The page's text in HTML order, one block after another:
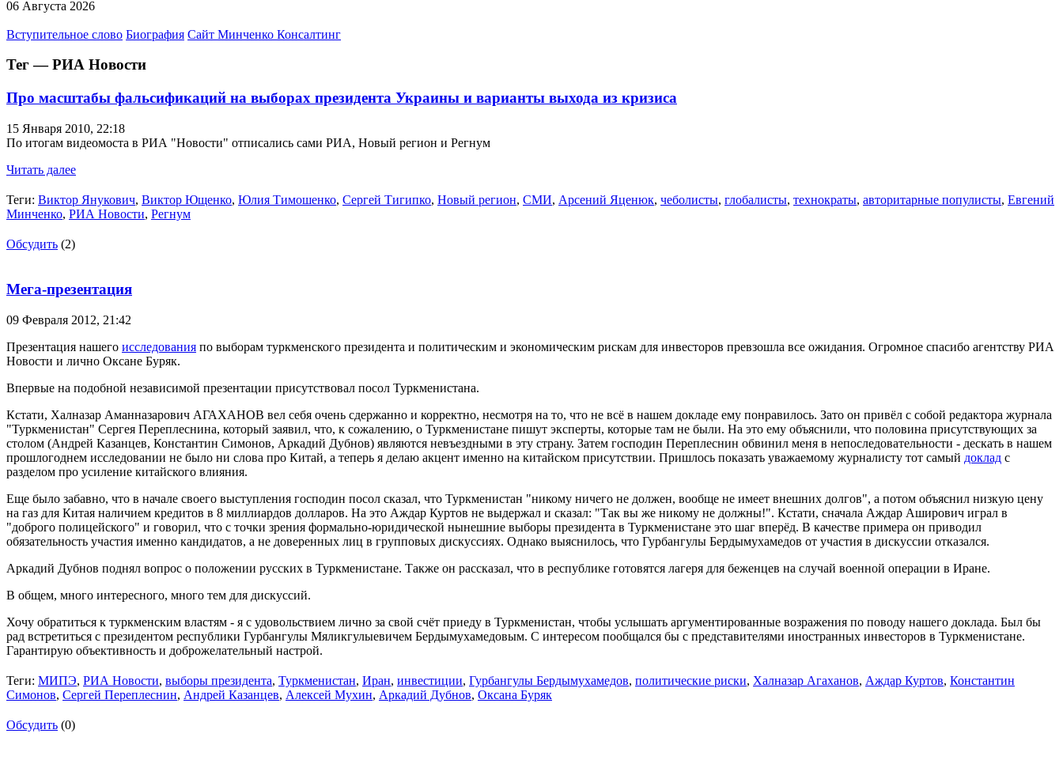
06 Августа 2026
Вступительное слово Биография Сайт Минченко Консалтинг
Тег — РИА Новости
Про масштабы фальсификаций на выборах президента Украины и варианты выхода из кризиса
15 Января 2010, 22:18
По итогам видеомоста в РИА "Новости" отписались сами РИА, Новый регион и Регнум
Читать далее
Теги: Виктор Янукович, Виктор Ющенко, Юлия Тимошенко, Сергей Тигипко, Новый регион, СМИ, Арсений Яценюк, чеболисты, глобалисты, технократы, авторитарные популисты, Евгений
Минченко, РИА Новости, Регнум
Обсудить (2)
Мега-презентация
09 Февраля 2012, 21:42
Презентация нашего исследования по выборам туркменского президента и политическим и экономическим рискам для инвесторов превзошла все ожидания. Огромное спасибо агентству РИА
Новости и лично Оксане Буряк.
Впервые на подобной независимой презентации присутствовал посол Туркменистана.
Кстати, Халназар Аманназарович АГАХАНОВ вел себя очень сдержанно и корректно, несмотря на то, что не всё в нашем докладе ему понравилось. Зато он привёл с собой редактора журнала
"Туркменистан" Сергея Переплеснина, который заявил, что, к сожалению, о Туркменистане пишут эксперты, которые там не были. На это ему объяснили, что половина присутствующих за
столом (Андрей Казанцев, Константин Симонов, Аркадий Дубнов) являются невъездными в эту страну. Затем господин Переплеснин обвинил меня в непоследовательности - дескать в нашем
прошлогоднем исследовании не было ни слова про Китай, а теперь я делаю акцент именно на китайском присутствии. Пришлось показать уважаемому журналисту тот самый доклад с
разделом про усиление китайского влияния.
Еще было забавно, что в начале своего выступления господин посол сказал, что Туркменистан "никому ничего не должен, вообще не имеет внешних долгов", а потом объяснил низкую цену
на газ для Китая наличием кредитов в 8 миллиардов долларов. На это Аждар Куртов не выдержал и сказал: "Так вы же никому не должны!". Кстати, сначала Аждар Аширович играл в
"доброго полицейского" и говорил, что с точки зрения формально-юридической нынешние выборы президента в Туркменистане это шаг вперёд. В качестве примера он приводил
обязательность участия именно кандидатов, а не доверенных лиц в групповых дискуссиях. Однако выяснилось, что Гурбангулы Бердымухамедов от участия в дискуссии отказался.
Аркадий Дубнов поднял вопрос о положении русских в Туркменистане. Также он рассказал, что в республике готовятся лагеря для беженцев на случай военной операции в Иране.
В общем, много интересного, много тем для дискуссий.
Хочу обратиться к туркменским властям - я с удовольствием лично за свой счёт приеду в Туркменистан, чтобы услышать аргументированные возражения по поводу нашего доклада. Был бы
рад встретиться с президентом республики Гурбангулы Мяликгулыевичем Бердымухамедовым. С интересом пообщался бы с представителями иностранных инвесторов в Туркменистане.
Гарантирую объективность и доброжелательный настрой.
Теги: МИПЭ, РИА Новости, выборы президента, Туркменистан, Иран, инвестиции, Гурбангулы Бердымухамедов, политические риски, Халназар Агаханов, Аждар Куртов, Константин
Симонов, Сергей Переплеснин, Андрей Казанцев, Алексей Мухин, Аркадий Дубнов, Оксана Буряк
Обсудить (0)